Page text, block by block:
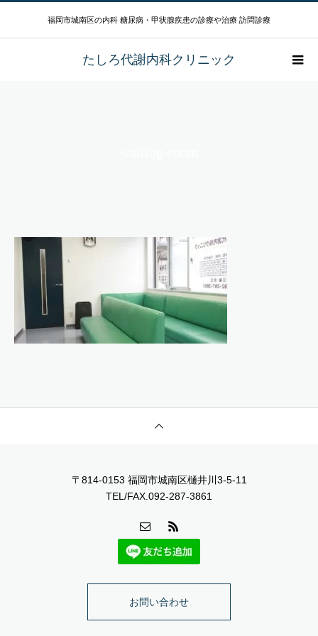
福岡市城南区の内科 糖尿病・甲状腺疾患の診療や治療 訪問診療
たしろ代謝内科クリニック
〒814-0153 福岡市城南区樋井川3-5-11
TEL/FAX.092-287-3861
お問い合わせ